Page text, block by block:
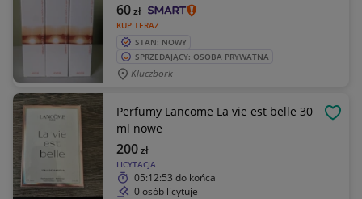
KUP TERAZ
60zł
STAN: NOWY
SPRZEDAJĄCY: OSOBA PRYWATNA
Kluczbork
Perfumy Lancome La vie est belle 30
ml nowe
LICYTACJA
200zł
05:12:53 do końca
0 osób licytuje